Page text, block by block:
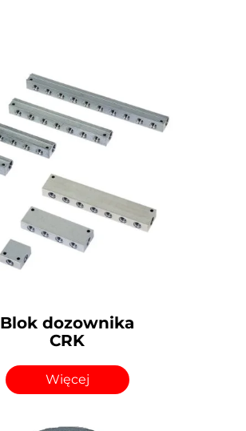
Blok dozownika
CRK
Więcej